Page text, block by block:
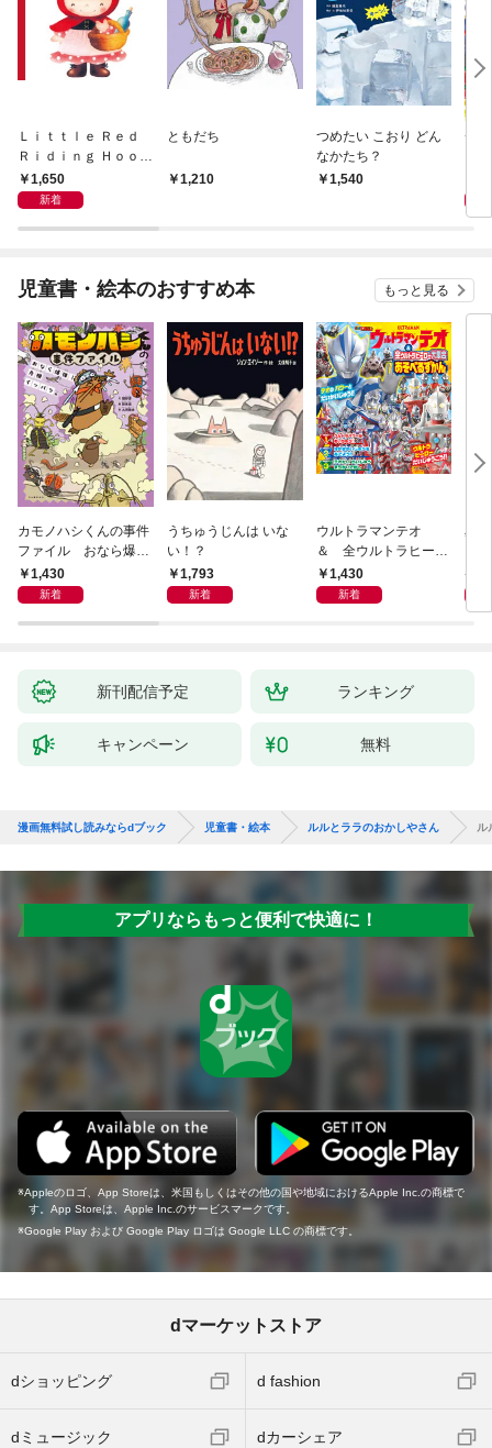
Ｌｉｔｔｌｅ Ｒｅｄ
Ｒｉｄｉｎｇ Ｈｏｏｄ
あかずきん
1,650
新着
ともだち
1,210
つめたい こおり どん
なかたち？
1,540
チ
児童書・絵本のおすすめ本 もっと見る
カモノハシくんの事件
ファイル おなら爆
弾！ 危機イッパツ編
1,430
新着
うちゅうじんは いな
い！？
1,793
新着
ウルトラマンテオ
＆ 全ウルトラヒーロ
ー大集合 あそべるず
かん
1,430
新着
星
新刊配信予定 ランキング
キャンペーン 無料
漫画無料試し読みならdブック 児童書・絵本 ルルとララのおかしやさん ル
アプリならもっと便利で快適に！
Appleのロゴ、App Storeは、米国もしくはその他の国や地域におけるApple Inc.の商標で
す。App Storeは、Apple Inc.のサービスマークです。
Google Play および Google Play ロゴは Google LLC の商標です。
dマーケットストア
dショッピング d fashion
dミュージック dカーシェア